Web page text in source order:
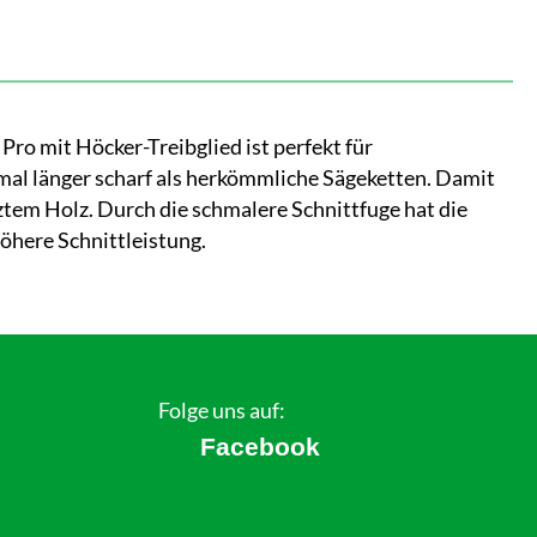
mit Höcker-Treibglied ist perfekt für
länger scharf als herkömmliche Sägeketten. Damit
Holz. Durch die schmalere Schnittfuge hat die
Schnittleistung.
Folge uns auf:
Facebook